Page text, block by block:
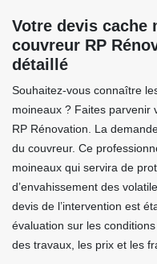
Votre devis cache
couvreur RP
détaillé
Souhaitez-vous connaître
moineaux ? Faites parvenir
RP Rénovation. La
du couvreur. Ce
moineaux qui servira de
d’envahissement des
devis de l’intervention est
évaluation sur les
des travaux, les prix et les